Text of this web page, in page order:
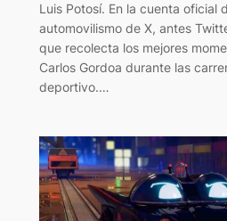
Luis Potosí. En la cuenta oficial
automovilismo de X, antes
que recolecta los mejores
Carlos Gordoa durante las
deportivo.…